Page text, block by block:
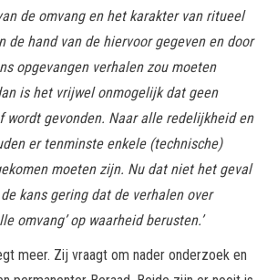
de omvang en het karakter van ritueel
de hand van de hiervoor gegeven en door
opgevangen verhalen zou moeten
is het vrijwel onmogelijk dat geen
wordt gevonden. Naar alle redelijkheid en
er tenminste enkele (technische)
moeten zijn. Nu dat niet het geval
kans gering dat de verhalen over
omvang’ op waarheid berusten.’
meer. Zij vraagt om nader onderzoek en